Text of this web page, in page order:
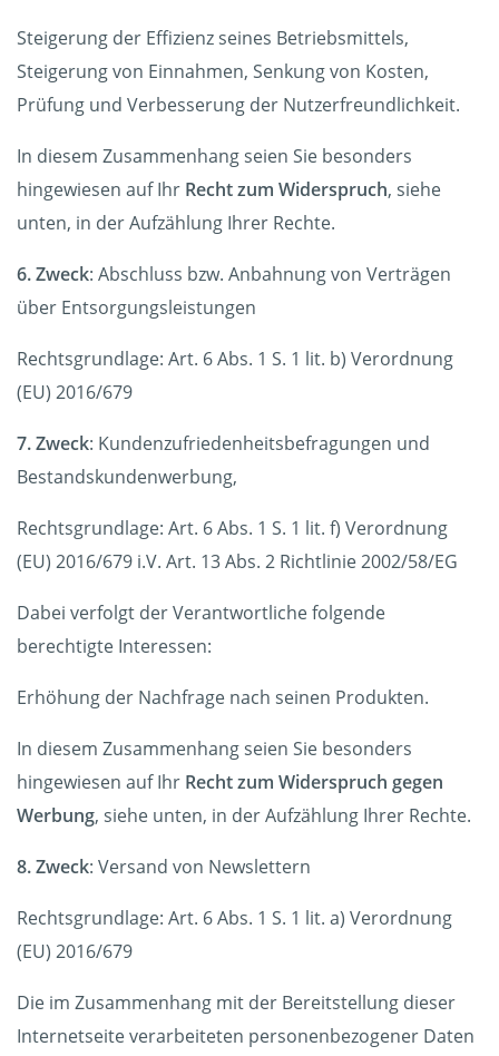
Steigerung der Effizienz seines Betriebsmittels,
Steigerung von Einnahmen, Senkung von Kosten,
Prüfung und Verbesserung der Nutzerfreundlichkeit.
In diesem Zusammenhang seien Sie besonders
hingewiesen auf Ihr Recht zum Widerspruch, siehe
unten, in der Aufzählung Ihrer Rechte.
6. Zweck: Abschluss bzw. Anbahnung von Verträgen
über Entsorgungsleistungen
Rechtsgrundlage: Art. 6 Abs. 1 S. 1 lit. b) Verordnung
(EU) 2016/679
7. Zweck: Kundenzufriedenheitsbefragungen und
Bestandskundenwerbung,
Rechtsgrundlage: Art. 6 Abs. 1 S. 1 lit. f) Verordnung
(EU) 2016/679 i.V. Art. 13 Abs. 2 Richtlinie 2002/58/EG
Dabei verfolgt der Verantwortliche folgende
berechtigte Interessen:
Erhöhung der Nachfrage nach seinen Produkten.
In diesem Zusammenhang seien Sie besonders
hingewiesen auf Ihr Recht zum Widerspruch gegen
Werbung, siehe unten, in der Aufzählung Ihrer Rechte.
8. Zweck: Versand von Newslettern
Rechtsgrundlage: Art. 6 Abs. 1 S. 1 lit. a) Verordnung
(EU) 2016/679
Die im Zusammenhang mit der Bereitstellung dieser
Internetseite verarbeiteten personenbezogener Daten